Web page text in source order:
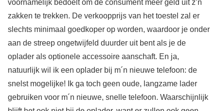
voornamelijk bedoelt om de consument meer geld uit z’n
zakken te trekken. De verkoopprijs van het toestel zal er
slechts minimaal goedkoper op worden, waardoor je onder
aan de streep ongetwijfeld duurder uit bent als je de
oplader als optionele accessoire aanschaft. En ja,
natuurlijk wil ik een oplader bij m´n nieuwe telefoon: de
snelst mogelijke! Ik ga toch geen oude, langzame lader
gebruiken voor m´n nieuwe, snelle telefoon. Waarschijnlijk